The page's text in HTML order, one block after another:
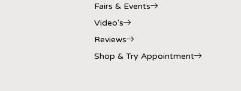
Fairs & Events
Video's
Reviews
Shop & Try Appointment